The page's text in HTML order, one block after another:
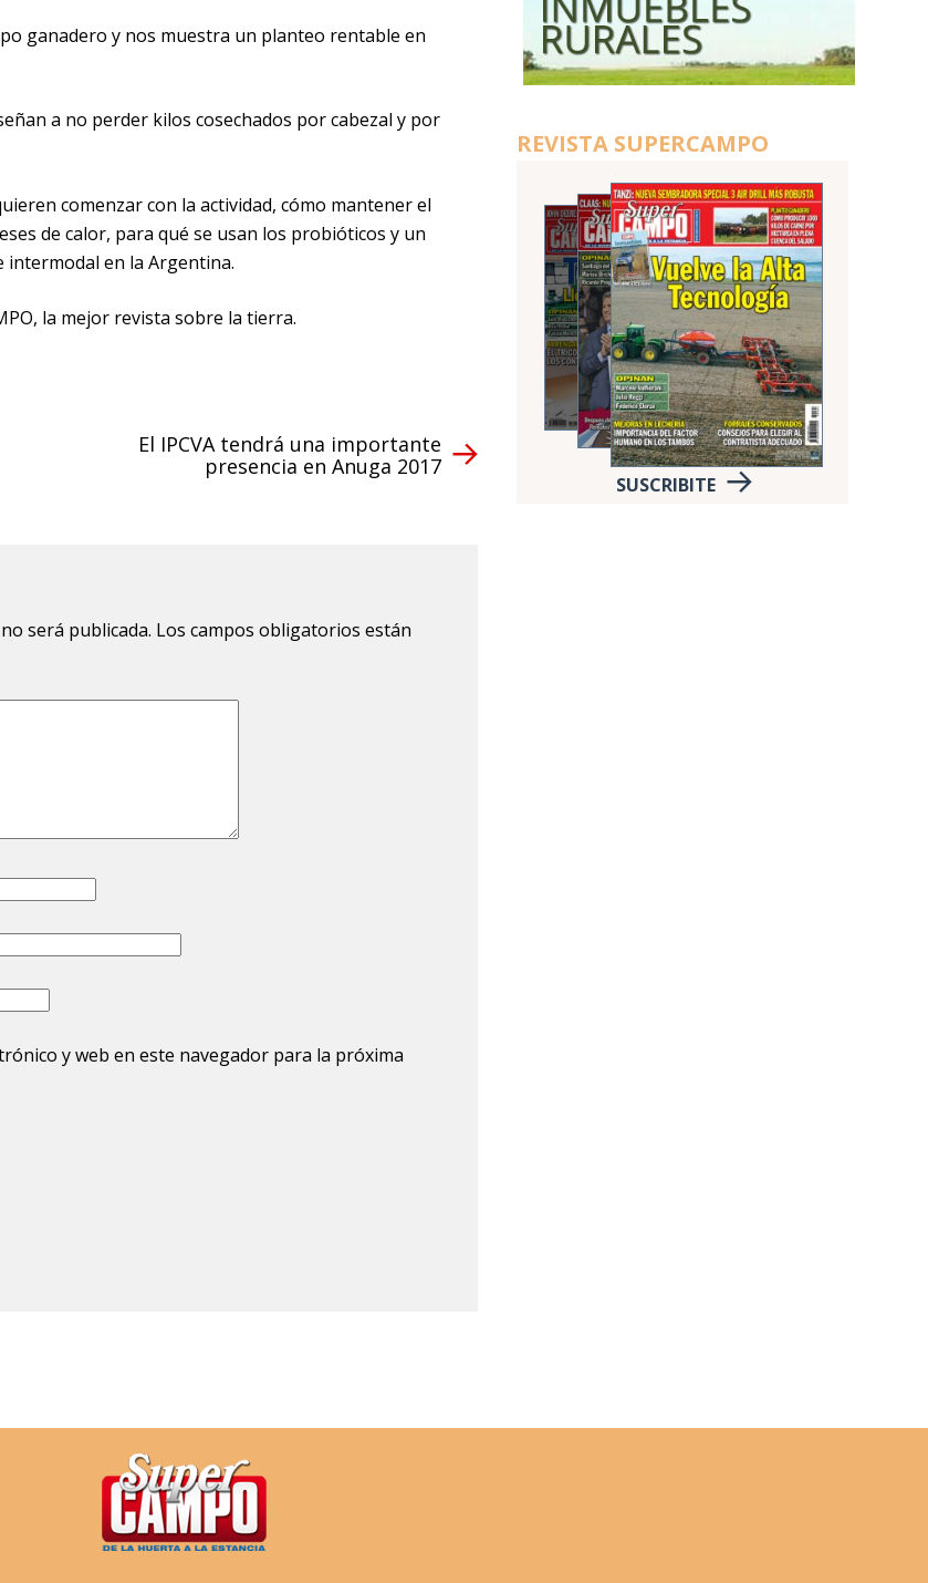
ganadero y nos muestra un planteo rentable en
a no perder kilos cosechados por cabezal y por
comenzar con la actividad, cómo mantener el
de calor, para qué se usan los probióticos y un
en la Argentina.
la mejor revista sobre la tierra.
El IPCVA tendrá una importante
presencia en Anuga 2017
será publicada. Los campos obligatorios están
y web en este navegador para la próxima
REVISTA SUPERCAMPO
SUSCRIBITE